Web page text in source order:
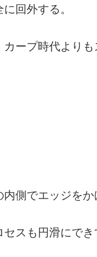
回外する。
ープ時代より
側でエッジをか
スも円滑にでき